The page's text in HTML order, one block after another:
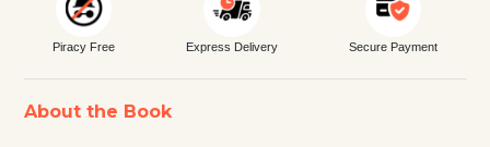
Piracy Free Express Delivery Secure Payment
About the Book